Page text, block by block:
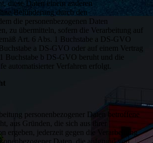
diese Daten einem anderen
Behinderung durch den
die personenbezogenen Daten
zu übermitteln, sofern die Verarbeitung auf
Art. 6 Abs. 1 Buchstabe a DS-GVO
a DS-GVO oder auf einem Vertrag
Buchstabe b DS-GVO beruht und die
automatisierter Verfahren erfolgt.
personenbezogener Daten betroffene
aus Gründen, die sich aus ihrer
ergeben, jederzeit gegen die Verarbeitung